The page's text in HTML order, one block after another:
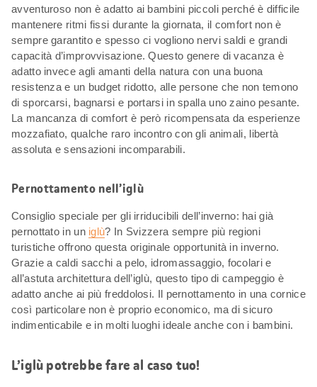
avventuroso non è adatto ai bambini piccoli perché è difficile
mantenere ritmi fissi durante la giornata, il comfort non è
sempre garantito e spesso ci vogliono nervi saldi e grandi
capacità d’improvvisazione. Questo genere di vacanza è
adatto invece agli amanti della natura con una buona
resistenza e un budget ridotto, alle persone che non temono
di sporcarsi, bagnarsi e portarsi in spalla uno zaino pesante.
La mancanza di comfort è però ricompensata da esperienze
mozzafiato, qualche raro incontro con gli animali, libertà
assoluta e sensazioni incomparabili.
Pernottamento nell’iglù
Consiglio speciale per gli irriducibili dell’inverno: hai già
pernottato in un iglù? In Svizzera sempre più regioni
turistiche offrono questa originale opportunità in inverno.
Grazie a caldi sacchi a pelo, idromassaggio, focolari e
all’astuta architettura dell’iglù, questo tipo di campeggio è
adatto anche ai più freddolosi. Il pernottamento in una cornice
così particolare non è proprio economico, ma di sicuro
indimenticabile e in molti luoghi ideale anche con i bambini.
L’iglù potrebbe fare al caso tuo!